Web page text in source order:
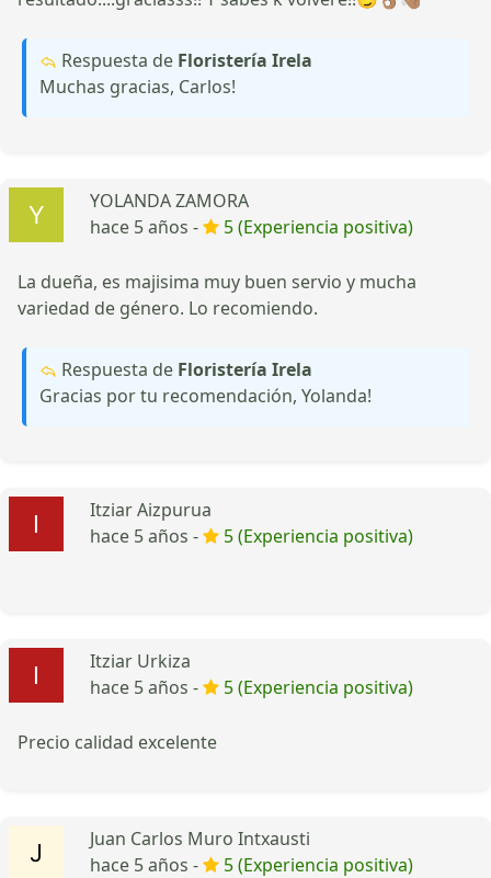
Respuesta de Floristería Irela
Muchas gracias, Carlos!
YOLANDA ZAMORA
hace 5 años -
5 (Experiencia positiva)
La dueña, es majisima muy buen servio y mucha
variedad de género. Lo recomiendo.
Respuesta de Floristería Irela
Gracias por tu recomendación, Yolanda!
Itziar Aizpurua
hace 5 años -
5 (Experiencia positiva)
Itziar Urkiza
hace 5 años -
5 (Experiencia positiva)
Precio calidad excelente
Juan Carlos Muro Intxausti
hace 5 años -
5 (Experiencia positiva)